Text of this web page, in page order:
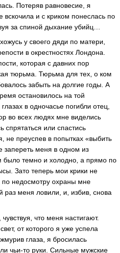
Потеряв равновесие, я
вскочила и с криком понеслась по
за спиной дыхание убийц…
у своего дяди по матери,
в окрестностях Лондона.
которая с давних пор
тюрьма. Тюрьма для тех, о ком
забыть на долгие годы. А
остановилось на той
в одночасье погибли отец,
во всех людях мне виделись
спрятаться или спастись
не преуспев в попытках «выбить
запереть меня в одном из
было темно и холодно, а прямо по
Зато теперь мои крики не
недосмотру охраны мне
раз меня ловили, и, избив, снова
что меня настигают.
от которого я уже успела
глаза, я бросилась
чьи-то руки. Сильные мужские